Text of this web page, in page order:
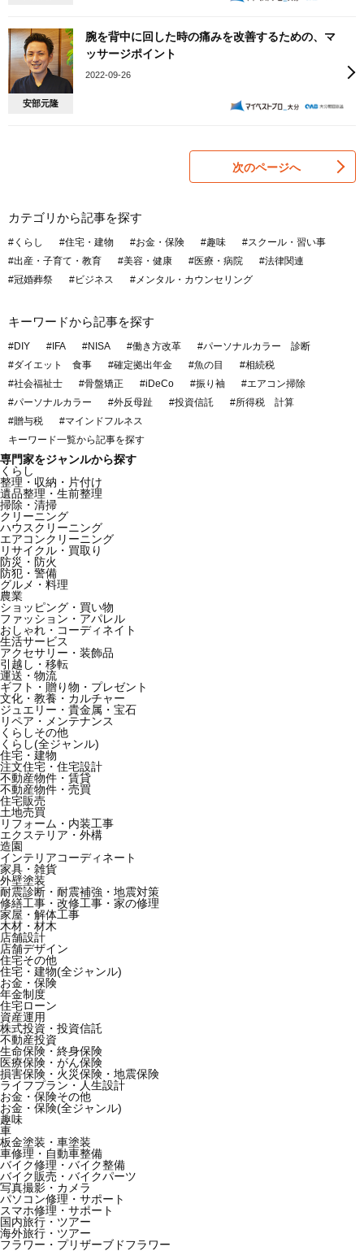
安部元隆
腕を背中に回した時の痛みを改善するための、マ
ッサージポイント
2022-09-26
次のページへ
カテゴリから記事を探す
#くらし #住宅・建物 #お金・保険 #趣味
#スクール・習い事
#出産・子育て・教育
#美容・健康 #医療・病院
#法律関連
#冠婚葬祭
#ビジネス #メンタル・カウンセリング
キーワードから記事を探す
#DIY #IFA #NISA #働き方改革
#パーソナルカラー 診断
#ダイエット 食事
#確定拠出年金 #魚の目
#相続税
#社会福祉士
#骨盤矯正 #iDeCo #振り袖
#エアコン掃除
#パーソナルカラー
#外反母趾 #投資信託
#所得税 計算
#贈与税
#マインドフルネス
キーワード一覧から記事を探す
専門家をジャンルから探す
くらし
整理・収納・片付け
遺品整理・生前整理
掃除・清掃
クリーニング
ハウスクリーニング
エアコンクリーニング
リサイクル・買取り
防災・防火
防犯・警備
グルメ・料理
農業
ショッピング・買い物
ファッション・アパレル
おしゃれ・コーディネイト
生活サービス
アクセサリー・装飾品
引越し・移転
運送・物流
ギフト・贈り物・プレゼント
文化・教養・カルチャー
ジュエリー・貴金属・宝石
リペア・メンテナンス
くらしその他
くらし(全ジャンル)
住宅・建物
注文住宅・住宅設計
不動産物件・賃貸
不動産物件・売買
住宅販売
土地売買
リフォーム・内装工事
エクステリア・外構
造園
インテリアコーディネート
家具・雑貨
外壁塗装
耐震診断・耐震補強・地震対策
修繕工事・改修工事・家の修理
家屋・解体工事
木材・材木
店舗設計
店舗デザイン
住宅その他
住宅・建物(全ジャンル)
お金・保険
年金制度
住宅ローン
資産運用
株式投資・投資信託
不動産投資
生命保険・終身保険
医療保険・がん保険
損害保険・火災保険・地震保険
ライフプラン・人生設計
お金・保険その他
お金・保険(全ジャンル)
趣味
車
板金塗装・車塗装
車修理・自動車整備
バイク修理・バイク整備
バイク販売・バイクパーツ
写真撮影・カメラ
パソコン修理・サポート
スマホ修理・サポート
国内旅行・ツアー
海外旅行・ツアー
フラワー・プリザーブドフラワー